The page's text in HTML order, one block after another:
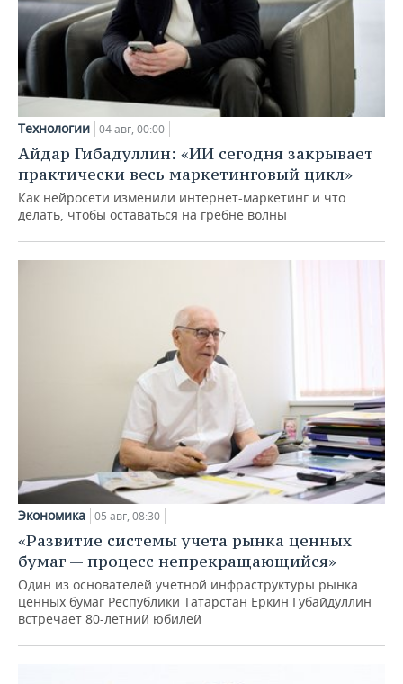
Технологии 04 авг, 00:00
Айдар Гибадуллин: «ИИ сегодня закрывает
практически весь маркетинговый цикл»
Как нейросети изменили интернет-маркетинг и что
делать, чтобы оставаться на гребне волны
Экономика 05 авг, 08:30
«Развитие системы учета рынка ценных
бумаг — процесс непрекращающийся»
Один из основателей учетной инфраструктуры рынка
ценных бумаг Республики Татарстан Еркин Губайдуллин
встречает 80-летний юбилей